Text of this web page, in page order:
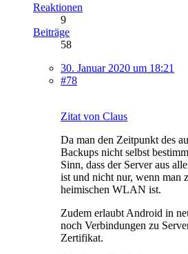
Reaktionen
9
Beiträge
58
30. Januar 2020 um 18:21
#78
Zitat von Claus
Da man den Zeitpunkt des
Backups nicht selbst
Sinn, dass der Server aus
ist und nicht nur, wenn man
heimischen WLAN ist.
Zudem erlaubt Android in
noch Verbindungen zu
Zertifikat.